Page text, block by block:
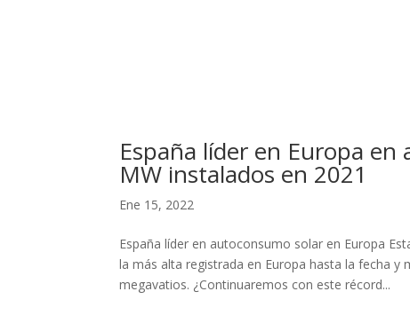
España líder en Europa
MW instalados en 2021
Ene 15, 2022
España líder en autoconsumo solar en Europa
la más alta registrada en Europa hasta la fecha y
megavatios. ¿Continuaremos con este récord...